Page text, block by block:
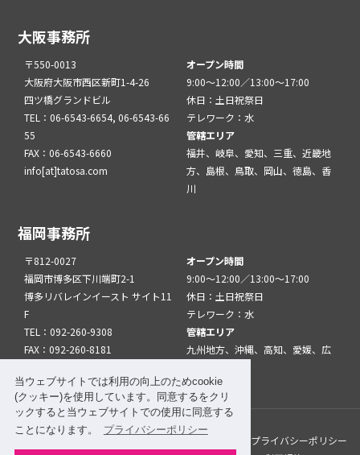
当ウェブサイトでは利用の向上のためcookie
(クッキー)を使用しています。同意するをクリ
ックすると当ウェブサイトでの使用に同意する
ことになります。
プライバシーポリシー
大阪事務所
〒550-0013
大阪府大阪市西区新町1-4-26
四ツ橋グランドビル
TEL：06-6543-6654, 06-6543-66
55
FAX：06-6543-6660
info[at]tatosa.com
オープン時間
9:00～12:00／13:00～17:00
休日：土日祝祭日
テレワーク：水
管轄エリア
福井、岐阜、愛知、三重、近畿地
方、島根、鳥取、岡山、徳島、香
川
福岡事務所
〒812-0027
福岡市博多区下川端町2-1
博多リバレインイースト サイト11
F
TEL：092-260-9308
FAX：092-260-8181
オープン時間
9:00～12:00／13:00～17:00
休日：土日祝祭日
テレワーク：水
管轄エリア
九州地方、沖縄、高知、愛媛、広
このサイトについて
プライバシーポリシー